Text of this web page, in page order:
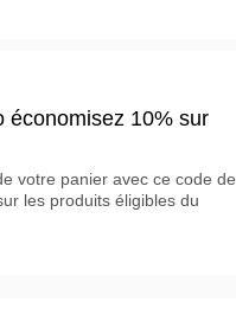
économisez 10% sur
votre panier avec ce code de
les produits éligibles du